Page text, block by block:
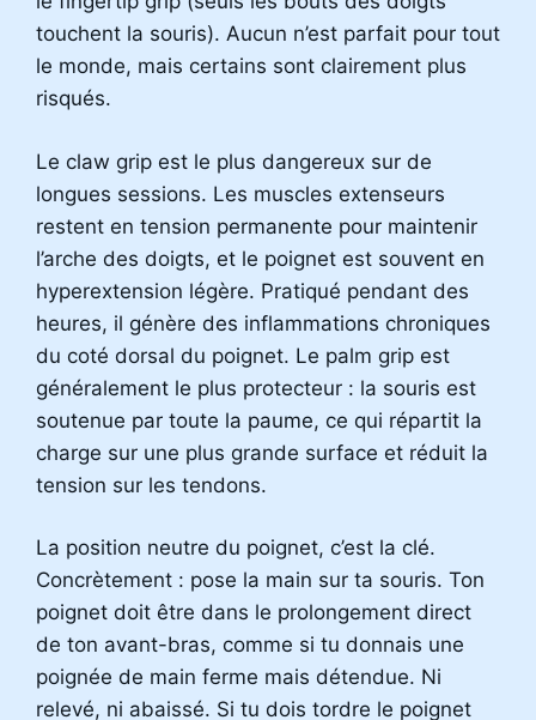
touchent la souris). Aucun n’est parfait pour tout
le monde, mais certains sont clairement plus
risqués.
Le claw grip est le plus dangereux sur de
longues sessions. Les muscles extenseurs
restent en tension permanente pour maintenir
l’arche des doigts, et le poignet est souvent en
hyperextension légère. Pratiqué pendant des
heures, il génère des inflammations chroniques
du coté dorsal du poignet. Le palm grip est
généralement le plus protecteur : la souris est
soutenue par toute la paume, ce qui répartit la
charge sur une plus grande surface et réduit la
tension sur les tendons.
La position neutre du poignet, c’est la clé.
Concrètement : pose la main sur ta souris. Ton
poignet doit être dans le prolongement direct
de ton avant-bras, comme si tu donnais une
poignée de main ferme mais détendue. Ni
relevé, ni abaissé. Si tu dois tordre le poignet